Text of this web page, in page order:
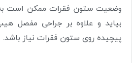
وضعیت ستون فقرات ممکن است
بیاید و علاوه بر جراحی مفصل
پیچیده روی ستون فقرات نیاز باشد.